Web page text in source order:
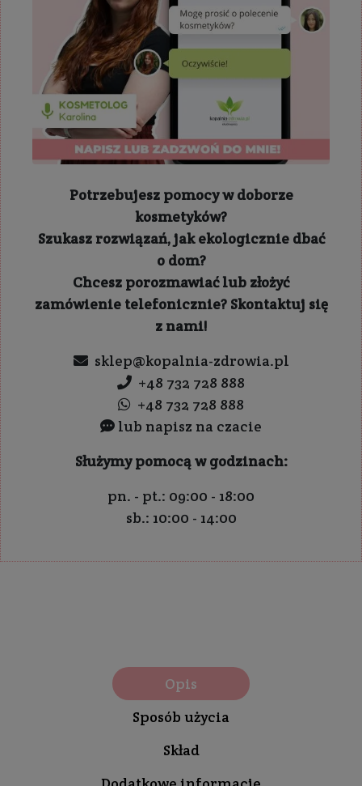
Potrzebujesz pomocy w doborze
kosmetyków?
Szukasz rozwiązań, jak ekologicznie dbać
o dom?
Chcesz porozmawiać lub złożyć
zamówienie telefonicznie? Skontaktuj się
z nami!
sklep@kopalnia-zdrowia.pl
+48 732 728 888
+48 732 728 888
lub napisz na czacie
Służymy pomocą w godzinach:
pn. - pt.: 09:00 - 18:00
sb.: 10:00 - 14:00
Opis
Sposób użycia
Skład